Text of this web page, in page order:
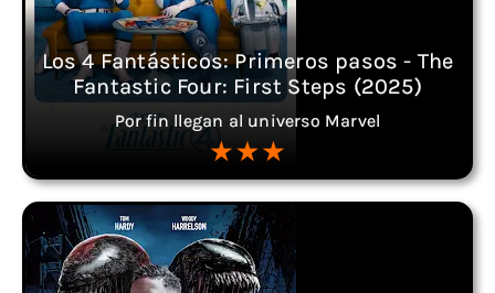
Los 4 Fantásticos: Primeros pasos - The
Fantastic Four: First Steps (2025)
Por fin llegan al universo Marvel